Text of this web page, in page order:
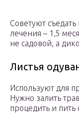
Советуют
лечения – 1,5
не садовой, а
Листья
Используют для
Нужно залить
процедить и пить